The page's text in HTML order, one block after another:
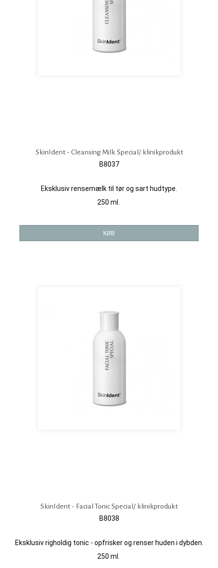
SkinIdent - Cleansing Milk Special/ klinikprodukt
B8037
Eksklusiv rensemælk til tør og sart hudtype.
250 ml.
KØB
SkinIdent - Facial Tonic Special/ klinikprodukt
B8038
Eksklusiv righoldig tonic - opfrisker og renser huden i dybden.
250 ml.